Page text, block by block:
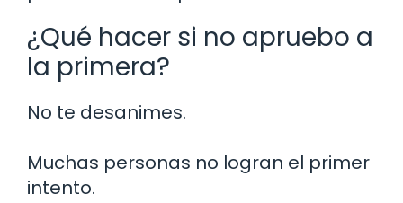
¿Qué hacer si no apruebo a
la primera?
No te desanimes.
Muchas personas no logran el primer
intento.